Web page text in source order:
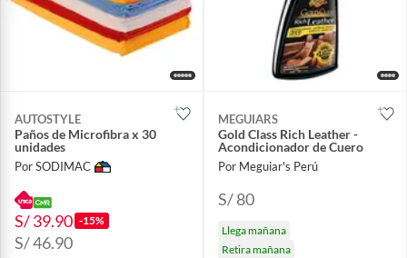
AUTOSTYLE
Paños de Microfibra x 30
unidades
Por SODIMAC
S/ 39.90 -15%
S/ 46.90
MEGUIARS
Gold Class Rich Leather -
Acondicionador de Cuero
Por Meguiar's Perú
S/ 80
Llega mañana
Retira mañana